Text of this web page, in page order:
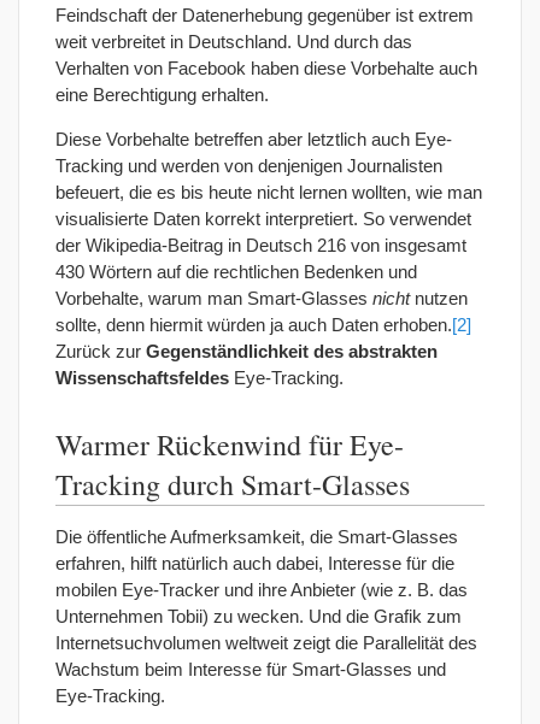
Feindschaft der Datenerhebung gegenüber ist extrem
weit verbreitet in Deutschland. Und durch das
Verhalten von Facebook haben diese Vorbehalte auch
eine Berechtigung erhalten.
Diese Vorbehalte betreffen aber letztlich auch Eye-
Tracking und werden von denjenigen Journalisten
befeuert, die es bis heute nicht lernen wollten, wie man
visualisierte Daten korrekt interpretiert. So verwendet
der Wikipedia-Beitrag in Deutsch 216 von insgesamt
430 Wörtern auf die rechtlichen Bedenken und
Vorbehalte, warum man Smart-Glasses nichtnutzen
sollte, denn hiermit würden ja auch Daten erhoben.[2]
Zurück zur Gegenständlichkeit des abstrakten
Wissenschaftsfeldes Eye-Tracking.
Warmer Rückenwind für Eye-
Tracking durch Smart-Glasses
Die öffentliche Aufmerksamkeit, die Smart-Glasses
erfahren, hilft natürlich auch dabei, Interesse für die
mobilen Eye-Tracker und ihre Anbieter (wie z. B. das
Unternehmen Tobii) zu wecken. Und die Grafik zum
Internetsuchvolumen weltweit zeigt die Parallelität des
Wachstum beim Interesse für Smart-Glasses und
Eye-Tracking.